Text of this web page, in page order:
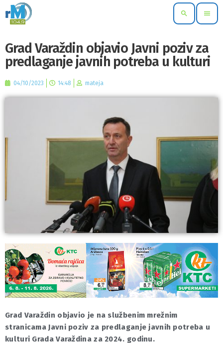
search menu
Grad Varaždin objavio Javni poziv za
predlaganje javnih potreba u kulturi
04/10/2023 14:48 mateja
Grad Varaždin objavio je na službenim mrežnim
stranicama Javni poziv za predlaganje javnih potreba u
kulturi Grada Varaždina za 2024. godinu.